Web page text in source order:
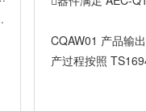
CQAW01 产品输
产过程按照